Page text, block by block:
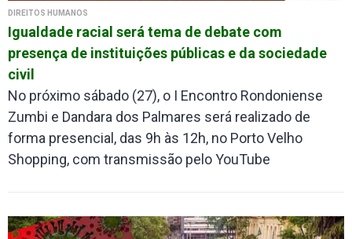
DIREITOS HUMANOS
Igualdade racial será tema de debate com
presença de instituições públicas e da sociedade
civil
No próximo sábado (27), o I Encontro Rondoniense
Zumbi e Dandara dos Palmares será realizado de
forma presencial, das 9h às 12h, no Porto Velho
Shopping, com transmissão pelo YouTube